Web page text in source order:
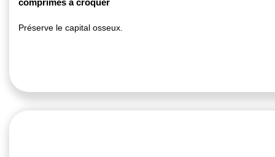
Préserve le capital osseux.